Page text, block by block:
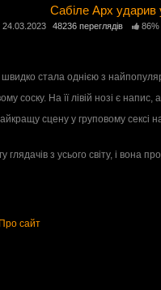
24.03.2023
Сабіле Арх ударив
48236 переглядів 86%
стала однією з
соску. На її лівій нозі є
сцену у груповому сексі
з усього світу, і вона
Про сайт